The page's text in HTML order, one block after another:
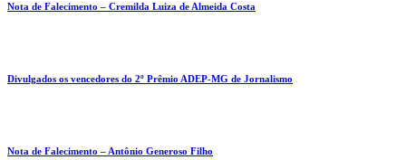
Nota de Falecimento – Cremilda Luiza de Almeida Costa
Divulgados os vencedores do 2º Prêmio ADEP-MG de Jornalismo
Nota de Falecimento – Antônio Generoso Filho